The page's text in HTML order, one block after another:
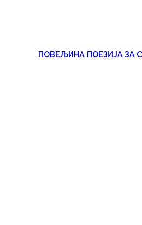
ПОВЕЉИНА ПОЕЗИЈА ЗА